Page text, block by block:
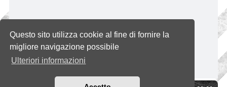
Questo sito utilizza cookie al fine di fornire la
migliore navigazione possibile
Ulteriori informazioni